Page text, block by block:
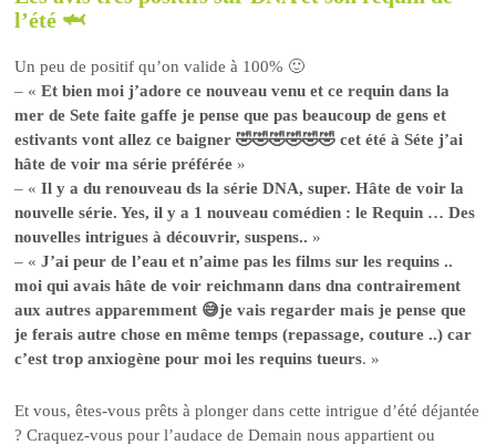
l’été 🦈
Un peu de positif qu’on valide à 100% 🙂
– «Et bien moi j’adore ce nouveau venu et ce requin dans la
mer de Sete faite gaffe je pense que pas beaucoup de gens et
estivants vont allez ce baigner 🤣🤣🤣🤣🤣🤣 cet été à Séte j’ai
hâte de voir ma série préférée »
– «Il y a du renouveau ds la série DNA, super. Hâte de voir la
nouvelle série. Yes, il y a 1 nouveau comédien : le Requin … Des
nouvelles intrigues à découvrir, suspens.. »
– «J’ai peur de l’eau et n’aime pas les films sur les requins ..
moi qui avais hâte de voir reichmann dans dna contrairement
aux autres apparemment 😅je vais regarder mais je pense que
je ferais autre chose en même temps (repassage, couture ..) car
c’est trop anxiogène pour moi les requins tueurs. »
Et vous, êtes-vous prêts à plonger dans cette intrigue d’été déjantée
? Craquez-vous pour l’audace de Demain nous appartient ou